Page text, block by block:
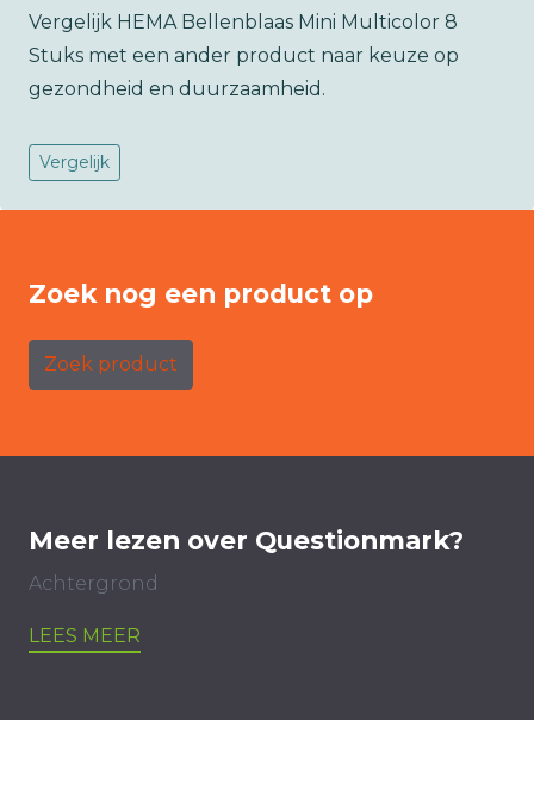
Vergelijk HEMA Bellenblaas Mini Multicolor 8
Stuks met een ander product naar keuze op
gezondheid en duurzaamheid.
Vergelijk
Zoek nog een product op
Zoek product
Meer lezen over Questionmark?
Achtergrond
LEES MEER